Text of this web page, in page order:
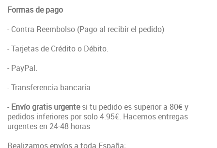
Formas de pago
- Contra Reembolso (Pago al recibir el pedido)
- Tarjetas de Crédito o Débito.
- PayPal.
- Transferencia bancaria.
- Envío gratis urgentesi tu pedido es superior a 80€ y
pedidos inferiores por solo 4.95€. Hacemos entregas
urgentes en 24-48 horas
Realizamos envíos a toda España;